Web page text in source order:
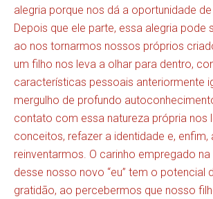
alegria porque nos dá a oportunidade
Depois que ele parte, essa alegria pode
ao nos tornarmos nossos próprios
um filho nos leva a olhar para dentro,
características pessoais anteriormente
mergulho de profundo
contato com essa natureza própria nos
conceitos, refazer a identidade e, enfim,
reinventarmos. O carinho empregado
desse nosso novo “eu” tem o potencial
gratidão, ao percebermos que nosso